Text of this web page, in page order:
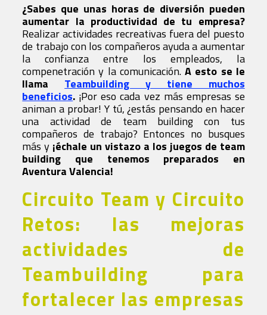
¿Sabes que unas horas de diversión pueden
aumentar la productividad de tu empresa?
Realizar actividades recreativas fuera del puesto
de trabajo con los compañeros ayuda a aumentar
la confianza entre los empleados, la
compenetración y la comunicación.A esto se le
llama Teambuilding y tiene muchos
beneficios. ¡Por eso cada vez más empresas se
animan a probar! Y tú, ¿estás pensando en hacer
una actividad de team building con tus
compañeros de trabajo? Entonces no busques
más y ¡échale un vistazo a los juegos de team
building que tenemos preparados en
Aventura Valencia!
Circuito Team y Circuito
Retos: las mejoras
actividades de
Teambuilding para
fortalecer las empresas